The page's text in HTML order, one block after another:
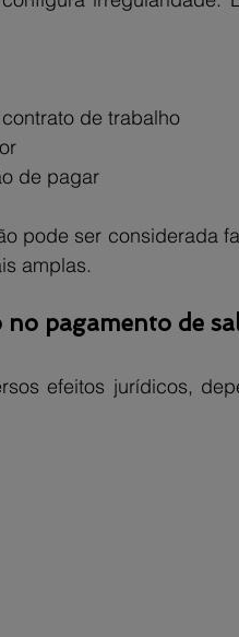
de trabalho
de pagar
pode ser considerada
amplas.
no pagamento de
efeitos jurídicos,